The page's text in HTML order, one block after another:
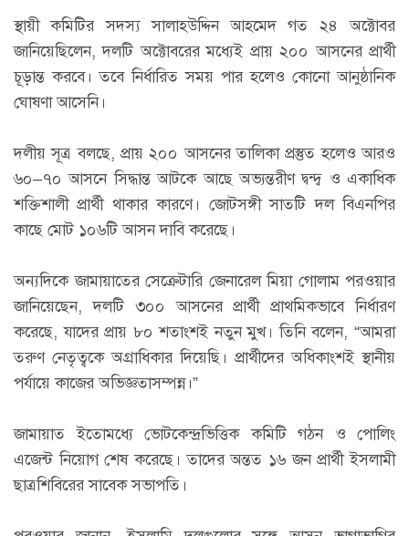
স্থায়ী কমিটির সদস্য সালাহউদ্দিন আহমেদ গত ২৪ অক্টোবর
জানিয়েছিলেন, দলটি অক্টোবরের মধ্যেই প্রায় ২০০ আসনের প্রার্থী
চূড়ান্ত করবে। তবে নির্ধারিত সময় পার হলেও কোনো আনুষ্ঠানিক
ঘোষণা আসেনি।
দলীয় সূত্র বলছে, প্রায় ২০০ আসনের তালিকা প্রস্তুত হলেও আরও
৬০–৭০ আসনে সিদ্ধান্ত আটকে আছে অভ্যন্তরীণ দ্বন্দ্ব ও একাধিক
শক্তিশালী প্রার্থী থাকার কারণে। জোটসঙ্গী সাতটি দল বিএনপির
কাছে মোট ১০৬টি আসন দাবি করেছে।
অন্যদিকে জামায়াতের সেক্রেটারি জেনারেল মিয়া গোলাম পরওয়ার
জানিয়েছেন, দলটি ৩০০ আসনের প্রার্থী প্রাথমিকভাবে নির্ধারণ
করেছে, যাদের প্রায় ৮০ শতাংশই নতুন মুখ। তিনি বলেন, “আমরা
তরুণ নেতৃত্বকে অগ্রাধিকার দিয়েছি। প্রার্থীদের অধিকাংশই স্থানীয়
পর্যায়ে কাজের অভিজ্ঞতাসম্পন্ন।”
জামায়াত ইতোমধ্যে ভোটকেন্দ্রভিত্তিক কমিটি গঠন ও পোলিং
এজেন্ট নিয়োগ শেষ করেছে। তাদের অন্তত ১৬ জন প্রার্থী ইসলামী
ছাত্রশিবিরের সাবেক সভাপতি।